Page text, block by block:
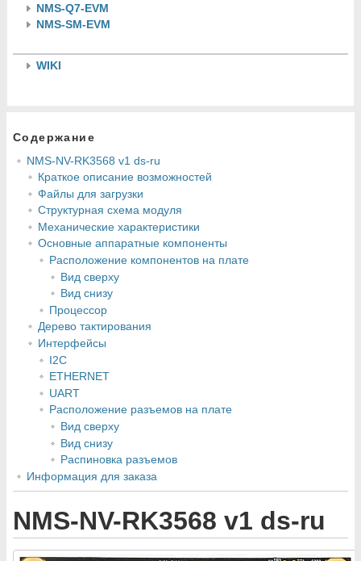
NMS-Q7-EVM
NMS-SM-EVM
WIKI
Содержание
NMS-NV-RK3568 v1 ds-ru
Краткое описание возможностей
Файлы для загрузки
Структурная схема модуля
Механические характеристики
Основные аппаратные компоненты
Расположение компонентов на плате
Вид сверху
Вид снизу
Процессор
Дерево тактирования
Интерфейсы
I2C
ETHERNET
UART
Расположение разъемов на плате
Вид сверху
Вид снизу
Распиновка разъемов
Информация для заказа
NMS-NV-RK3568 v1 ds-ru